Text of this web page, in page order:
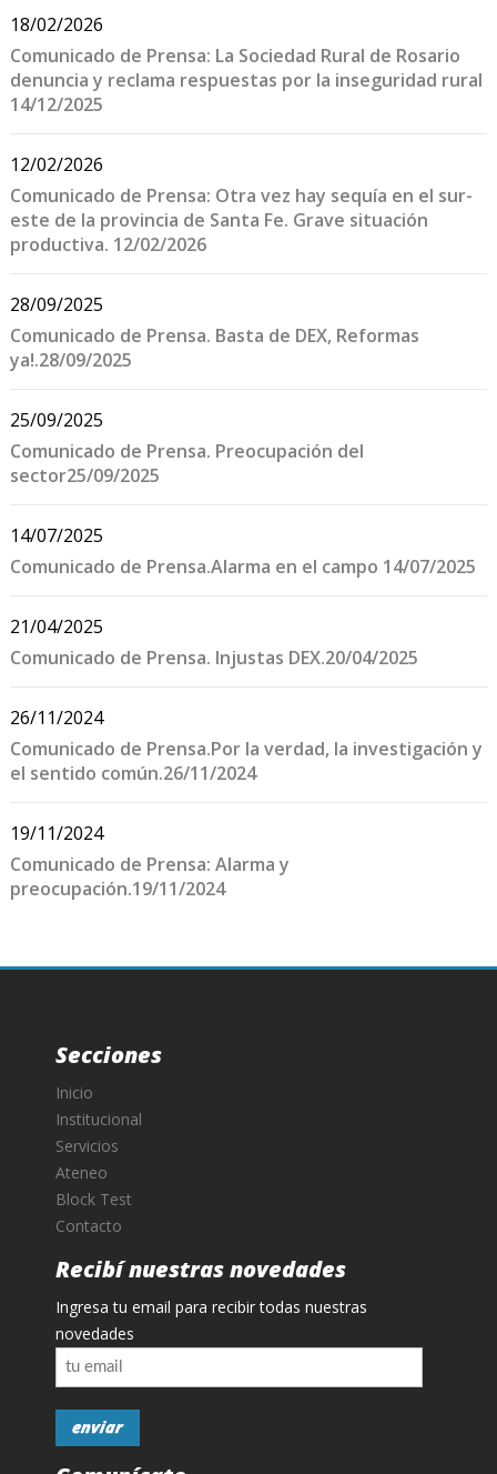
18/02/2026
Comunicado de Prensa: La Sociedad Rural de Rosario
denuncia y reclama respuestas por la inseguridad rural
14/12/2025
12/02/2026
Comunicado de Prensa: Otra vez hay sequía en el sur-
este de la provincia de Santa Fe. Grave situación
productiva. 12/02/2026
28/09/2025
Comunicado de Prensa. Basta de DEX, Reformas
ya!.28/09/2025
25/09/2025
Comunicado de Prensa. Preocupación del
sector25/09/2025
14/07/2025
Comunicado de Prensa.Alarma en el campo 14/07/2025
21/04/2025
Comunicado de Prensa. Injustas DEX.20/04/2025
26/11/2024
Comunicado de Prensa.Por la verdad, la investigación y
el sentido común.26/11/2024
19/11/2024
Comunicado de Prensa: Alarma y
preocupación.19/11/2024
Secciones
Inicio
Institucional
Servicios
Ateneo
Block Test
Contacto
Recibí nuestras novedades
Ingresa tu email para recibir todas nuestras
novedades